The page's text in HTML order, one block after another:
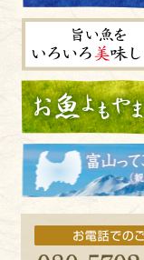
富山湾のお魚プロフィー
旨い魚をいろいろ美味し
お魚よもやま話
史）